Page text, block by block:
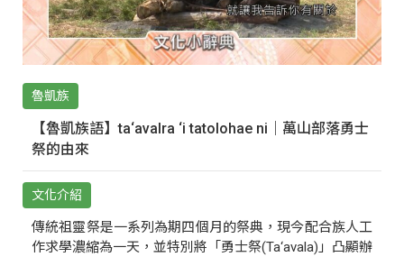
魯凱族
【魯凱族語】ta‘avalra ‘i tatolohae ni｜萬山部落勇士
祭的由來
文化介紹
傳統祖靈祭是一系列為期四個月的祭典，現今配合族人工
作求學濃縮為一天，並特別將「勇士祭(Ta‘avala)」凸顯辦